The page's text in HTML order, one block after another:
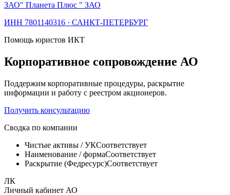
ЗАО" Планета Плюс " ЗАО
ИНН 7801140316 · САНКТ-ПЕТЕРБУРГ
Помощь юристов ИКТ
Корпоративное сопровождение АО
Поддержим корпоративные процедуры, раскрытие
информации и работу с реестром акционеров.
Получить консультацию
Сводка по компании
Чистые активы / УКСоответствует
Наименование / формаСоответствует
Раскрытие (Федресурс)Соответствует
ЛК
Личный кабинет АО